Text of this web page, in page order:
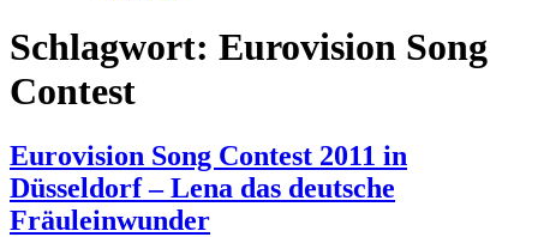
Schlagwort: Eurovision Song
Contest
Eurovision Song Contest 2011 in
Düsseldorf – Lena das deutsche
Fräuleinwunder